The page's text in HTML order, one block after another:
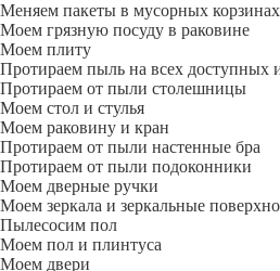
Меняем пакеты в мусорных корзинах
Моем грязную посуду в раковине
Моем плиту
Протираем пыль на всех доступных
Протираем от пыли столешницы
Моем стол и стулья
Моем раковину и кран
Протираем от пыли настенные бра
Протираем от пыли подоконники
Моем дверные ручки
Моем зеркала и зеркальные
Пылесосим пол
Моем пол и плинтуса
Моем двери